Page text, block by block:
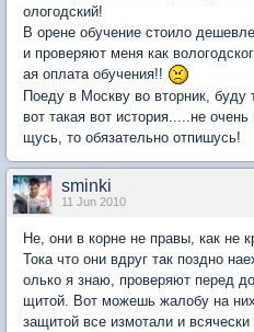
ологодский!
В орене обучение стоило
и проверяют меня как
ая оплата обучения!!
Поеду в Москву во вторник, буду
вот такая вот история.....не
щусь, то обязательно отпишусь!
sminki
11 Jun 2010
Не, они в корне не правы, как не
Тока что они вдруг так поздно
олько я знаю, проверяют перед
щитой. Вот можешь жалобу на
защитой все измотали и